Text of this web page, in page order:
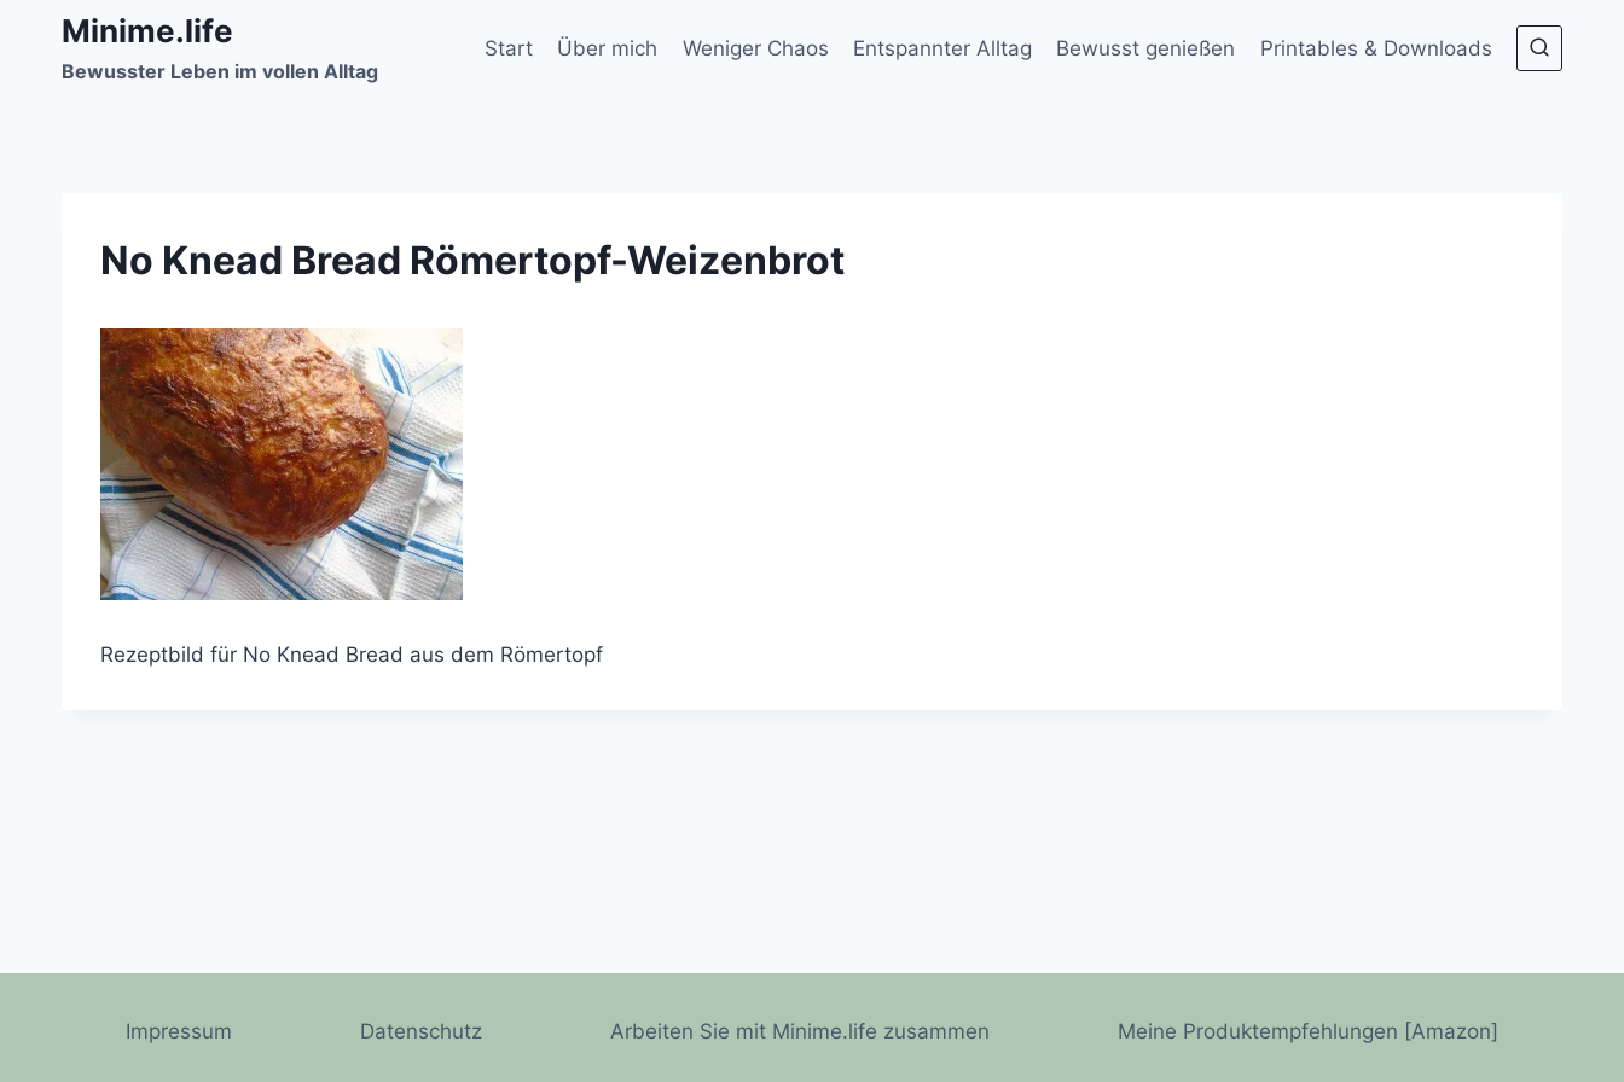
springen
Minime.life
Bewusster Leben im vollen Alltag
Start Über mich Weniger Chaos Entspannter Alltag Bewusst genießen Printables & Downloads
No Knead Bread Römertopf-Weizenbrot
Rezeptbild für No Knead Bread aus dem Römertopf
Impressum Datenschutz Arbeiten Sie mit Minime.life zusammen Meine Produktempfehlungen [Amazon]